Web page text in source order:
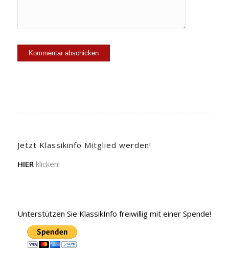
Jetzt Klassikinfo Mitglied werden!
HIERklicken!
Unterstützen Sie KlassikInfo freiwillig mit einer Spende!